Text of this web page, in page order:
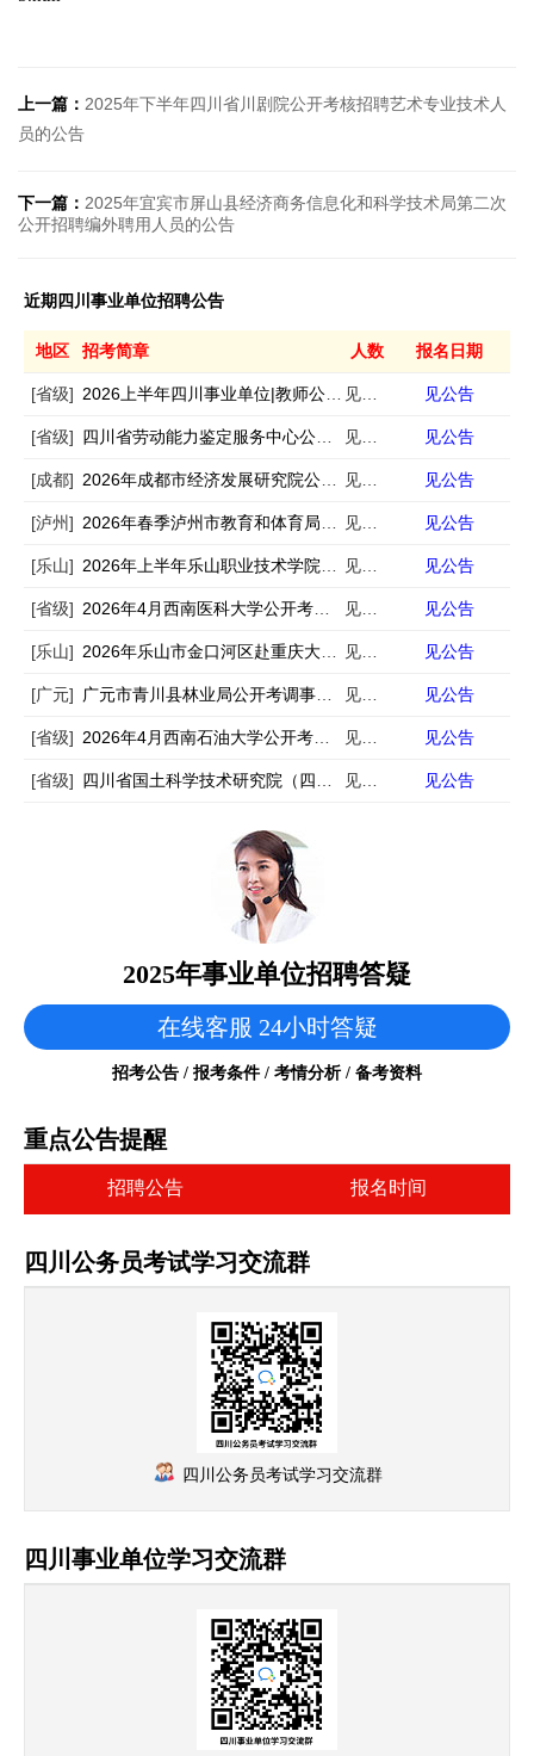
上一篇： 2025年下半年四川省川剧院公开考核招聘艺术专业技术人
员的公告
下一篇： 2025年宜宾市屏山县经济商务信息化和科学技术局第二次
公开招聘编外聘用人员的公告
近期四川事业单位招聘公告
地区 招考简章 人数 报名日期
[省级] 2026上半年四川事业单位|教师公招考试公告汇总 见公告 见公告
[省级] 四川省劳动能力鉴定服务中心公开招聘1名编外聘用人员的公告 见公告 见公告
[成都] 2026年成都市经济发展研究院公开招聘编外工作人员公告 见公告 见公告
[泸州] 2026年春季泸州市教育和体育局下属事业单位事业单位人才岗位需求信息的补充公告 见公告 见公告
[乐山] 2026年上半年乐山职业技术学院公开考核招聘工作人员的公告 见公告 见公告
[省级] 2026年4月西南医科大学公开考核招聘40名工作人员公告 见公告 见公告
[乐山] 2026年乐山市金口河区赴重庆大学公开考核招聘事业单位工作人员的公告 见公告 见公告
[广元] 广元市青川县林业局公开考调事业单位工作人员的公告 见公告 见公告
[省级] 2026年4月西南石油大学公开考试招聘12名事业编制辅导员公告 见公告 见公告
[省级] 四川省国土科学技术研究院（四川省卫星应用技术中心）公开考核招聘专业技术人员公告 见公告 见公告
2025年事业单位招聘答疑
在线客服 24小时答疑
招考公告 / 报考条件 / 考情分析 / 备考资料
重点公告提醒
招聘公告 报名时间
四川公务员考试学习交流群
四川公务员考试学习交流群
四川事业单位学习交流群